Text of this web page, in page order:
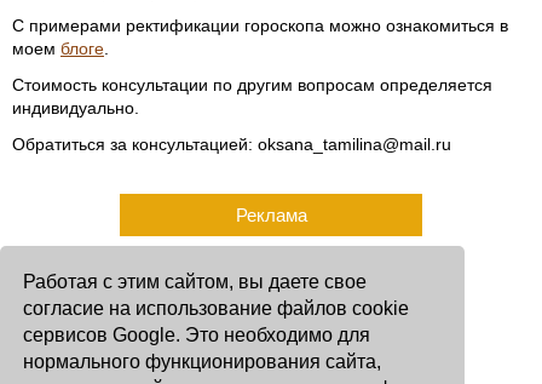
Работая с этим сайтом, вы даете свое
согласие на использование файлов cookie
сервисов Google. Это необходимо для
нормального функционирования сайта,
С примерами ректификации гороскопа можно ознакомиться в
моем блоге
Стоимость консультации по другим вопросам определяется
индивидуально.
Обратиться за консультацией: oksana_tamilina@mail.ru
Реклама